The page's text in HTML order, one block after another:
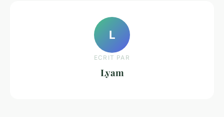
L
ECRIT PAR
Lyam